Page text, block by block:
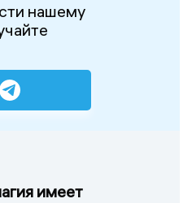
нашему
имеет